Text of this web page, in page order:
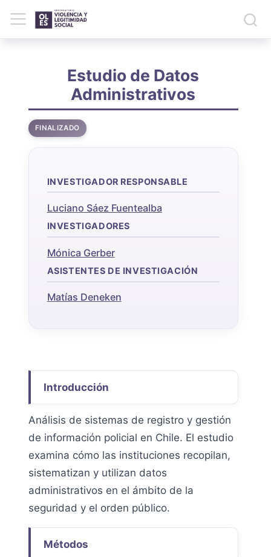
Estudio de Datos
Administrativos
FINALIZADO
INVESTIGADOR RESPONSABLE
Luciano Sáez Fuentealba
INVESTIGADORES
Mónica Gerber
ASISTENTES DE INVESTIGACIÓN
Matías Deneken
Introducción
Análisis de sistemas de registro y gestión
de información policial en Chile. El estudio
examina cómo las instituciones recopilan,
sistematizan y utilizan datos
administrativos en el ámbito de la
seguridad y el orden público.
Métodos